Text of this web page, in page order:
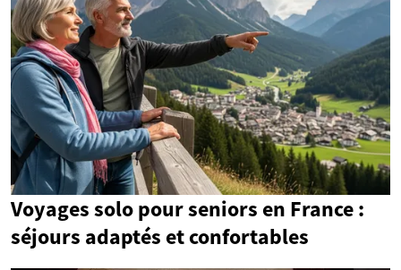
Voyages solo pour seniors en France :
séjours adaptés et confortables